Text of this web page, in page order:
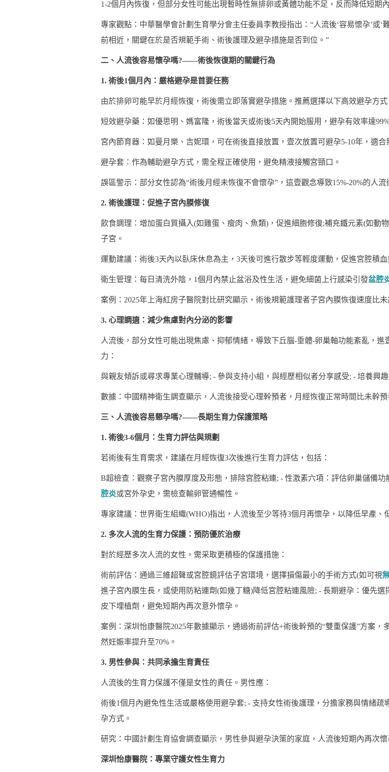
1-2個月內恢復，但部分女性可能出現暫時性無排卵或黃體功能不足，反而降低短期
專家觀點：中華醫學會計劃生育學分會主任委員李教授指出：“人流後‘容易懷孕’或
前相近，關鍵在於是否規範手術、術後護理及避孕措施是否到位。”
二、人流後容易懷孕嗎?——術後恢復期的關鍵行為
1. 術後1個月內：嚴格避孕是首要任務
由於排卵可能早於月經恢復，術後需立即落實避孕措施。推薦選擇以下高效避孕方式
短效避孕藥：如優思明、媽富隆，術後當天或術後5天內開始服用，避孕有效率達
宮內節育器：如曼月樂、吉妮環，可在術後直接放置，壹次放置可避孕5-10年，適合
避孕套：作為輔助避孕方式，需全程正確使用，避免精液接觸宮頸口。
誤區警示：部分女性認為“術後月經未恢復不會懷孕”，這壹觀念導致15%-20%的人
2. 術後護理：促進子宮內膜修復
飲食調理：增加蛋白質攝入(如雞蛋、瘦肉、魚類)，促進細胞修復;補充鐵元素(如動
子宮。
運動建議：術後3天內以臥床休息為主，3天後可進行散步等輕度運動，促進宮腔積
衛生管理：每日清洗外陰，1個月內禁止盆浴及性生活，避免細菌上行感染引發盆腔
案例：2025年上海紅房子醫院對比研究顯示，術後規範護理者子宮內膜恢復速度比
3. 心理調適：減少焦慮對內分泌的影響
人流後，部分女性可能出現焦慮、抑郁情緒，導致下丘腦-垂體-卵巢軸功能紊亂，
力：
與親友傾訴或尋求專業心理輔導; - 參與支持小組，與經歷相似者分享感受; - 培養興
數據：中國精神衛生調查顯示，人流後接受心理幹預者，月經恢復正常時間比未幹
三、人流後容易懇孕嗎?——長期生育力保護策略
1. 術後3-6個月：生育力評估與規劃
若術後有生育需求，建議在月經恢復3次後進行生育力評估，包括：
B超檢查：觀察子宮內膜厚度及形態，排除宮腔粘連; - 性激素六項：評估卵巢儲備
腔炎或宮外孕史，需檢查輸卵管通暢性。
專家建議：世界衛生組織(WHO)指出，人流後至少等待3個月再懷孕，以降低早產、
2. 多次人流的生育力保護：預防優於治療
對於經歷多次人流的女性，需采取更積極的保護措施：
術前評估：通過三維超聲或宮腔鏡評估子宮環境，選擇損傷最小的手術方式(如可視
進子宮內膜生長，或使用防粘連劑(如幾丁糖)降低宮腔粘連風險; - 長期避孕：優先
皮下埋植劑，避免短期內再次意外懷孕。
案例：深圳怡康醫院2025年數據顯示，通過術前評估+術後幹預的“雙重保護”方案，
然妊娠率提升至70%。
3. 男性參與：共同承擔生育責任
人流後的生育力保護不僅是女性的責任。男性應：
術後1個月內避免性生活或嚴格使用避孕套; - 支持女性術後護理，分擔家務與情緒
孕方式。
研究：中國計劃生育協會調查顯示，男性參與避孕決策的家庭，人流後短期內再次懷
深圳怡康醫院：專業守護女性生育力